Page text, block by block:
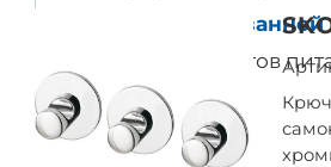
Аксессуары для
Хранение продуктов
Кровати и матрасы
Диваны и кресла